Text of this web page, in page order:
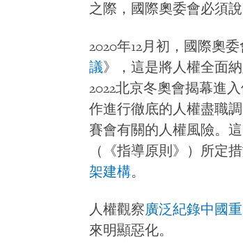
之際，國際奧委會必須
2020年12月初，國際奧
議》，這是將人權全面
2022北京冬奧會揭幕進
作進行徹底的人權盡職
賽會有關的人權風險。
（《指導原則》）所定
架建構。
人權觀察廣泛紀錄中國
來明顯惡化。